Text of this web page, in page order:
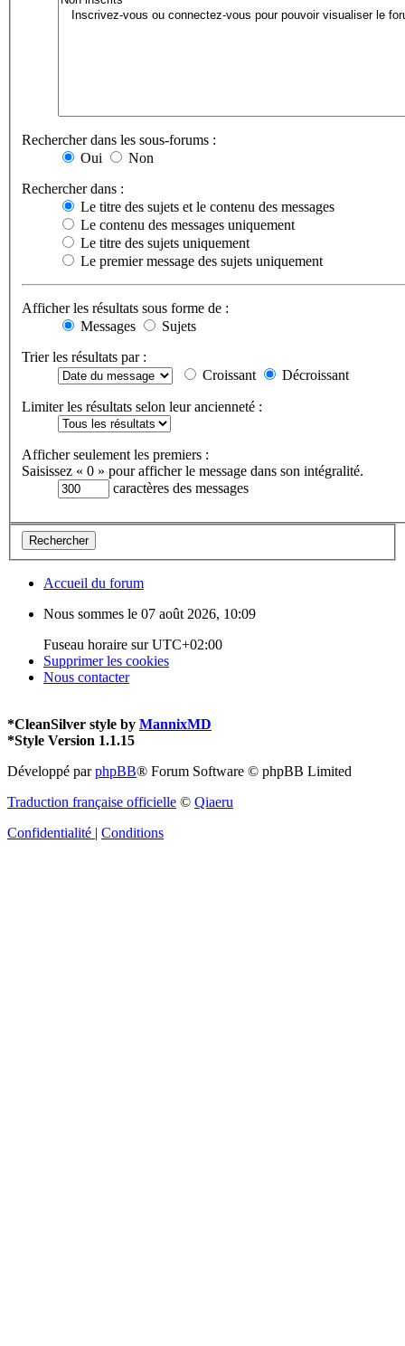
Rechercher dans les sous-forums :
Oui
Non
Rechercher dans :
Le titre des sujets et le contenu des messages
Le contenu des messages uniquement
Le titre des sujets uniquement
Le premier message des sujets uniquement
Afficher les résultats sous forme de :
Messages
Sujets
Trier les résultats par :
Croissant
Décroissant
Limiter les résultats selon leur ancienneté :
Afficher seulement les premiers :
Saisissez « 0 » pour afficher le message dans son intégralité.
caractères des messages
Accueil du forum
Nous sommes le 07 août 2026, 10:09
Fuseau horaire surUTC+02:00
Supprimer les cookies
Nous contacter
*CleanSilver style by MannixMD
*Style Version 1.1.15
Développé parphpBB® Forum Software © phpBB Limited
Traduction française officielle © Qiaeru
Confidentialité | Conditions